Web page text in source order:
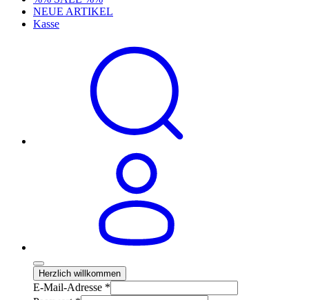
NEUE ARTIKEL
Kasse
Herzlich willkommen
E-Mail-Adresse *